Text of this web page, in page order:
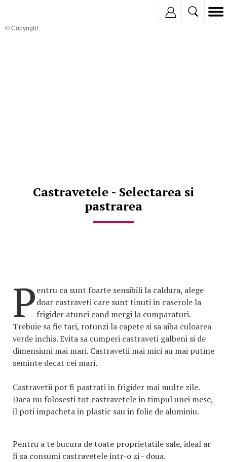
© Copyright:
Castravetele - Selectarea si
pastrarea
Pentru ca sunt foarte sensibili la caldura, alege
doar castraveti care sunt tinuti in caserole la
frigider atunci cand mergi la cumparaturi.
Trebuie sa fie tari, rotunzi la capete si sa aiba culoarea
verde inchis. Evita sa cumperi castraveti galbeni si de
dimensiuni mai mari. Castravetii mai mici au mai putine
seminte decat cei mari.
Castravetii pot fi pastrati in frigider mai multe zile.
Daca nu folosesti tot castravetele in timpul unei mese,
il poti impacheta in plastic sau in folie de aluminiu.
Pentru a te bucura de toate proprietatile sale, ideal ar
fi sa consumi castravetele intr-o zi - doua.